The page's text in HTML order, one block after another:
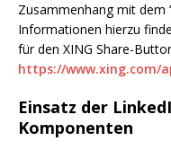
Zusammenhang mit dem
Informationen hierzu
für den XING Share-
https://www.xing.com/
Einsatz der
Komponenten